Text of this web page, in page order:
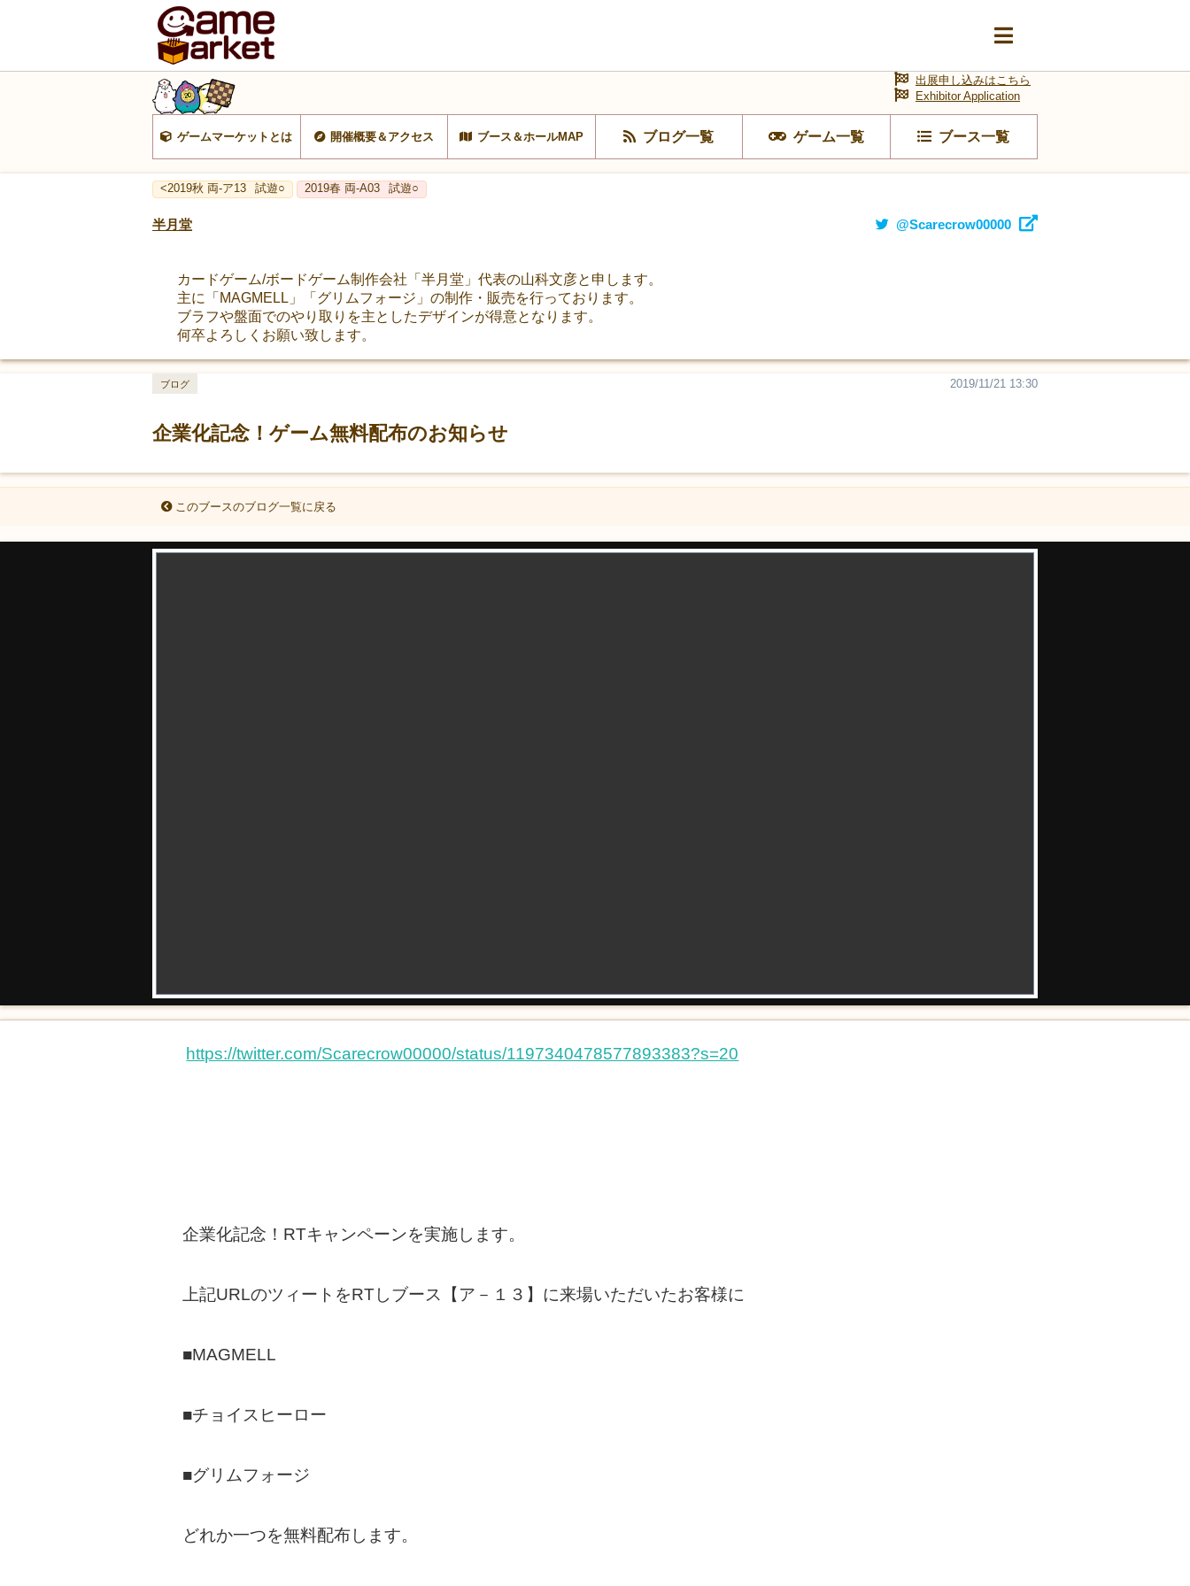
ゲームマーケットとは 開催概要＆アクセス ブース＆ホールMAP ブログ一覧 ゲーム一覧 ブース一覧
出展申し込みはこちら
Exhibitor Application
<2019秋 両-ア13 試遊○ 2019春 両-A03 試遊○
半月堂 @Scarecrow00000
カードゲーム/ボードゲーム制作会社「半月堂」代表の山科文彦と申します。
主に「MAGMELL」「グリムフォージ」の制作・販売を行っております。
ブラフや盤面でのやり取りを主としたデザインが得意となります。
何卒よろしくお願い致します。
企業化記念！ゲーム無料配布のお知らせ
2019/11/21 13:30
ブログ
このブースのブログ一覧に戻る
https://twitter.com/Scarecrow00000/status/1197340478577893383?s=20
企業化記念！RTキャンペーンを実施します。
上記URLのツィートをRTしブース【ア－１３】に来場いただいたお客様に
■MAGMELL
■チョイスヒーロー
■グリムフォージ
どれか一つを無料配布します。